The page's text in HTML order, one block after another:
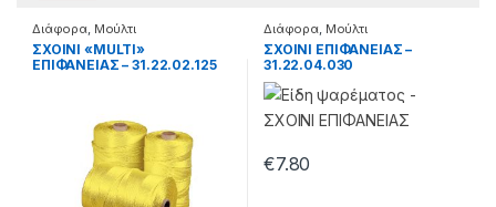
Διάφορα, Μούλτι
ΣΧΟΙΝΙ «MULTI»
ΕΠΙΦΑΝΕΙΑΣ – 31.22.02.125
Διάφορα, Μούλτι
ΣΧΟΙΝΙ ΕΠΙΦΑΝΕΙΑΣ –
31.22.04.030
€7.80